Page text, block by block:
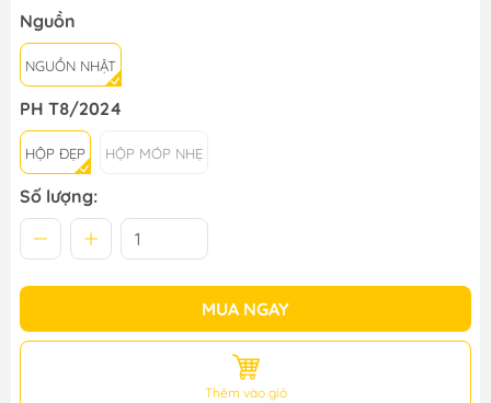
Nguồn
NGUỒN NHẬT
PH T8/2024
HỘP ĐẸP HỘP MÓP NHẸ
Số lượng:
MUA NGAY
Thêm vào giỏ